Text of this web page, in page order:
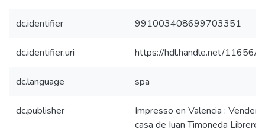
dc.identifier 991003408699703351
dc.identifier.uri https://hdl.handle.net/11656/
dc.language spa
dc.publisher
Impresso en Valencia :
casa de Iuan Timoneda Librero